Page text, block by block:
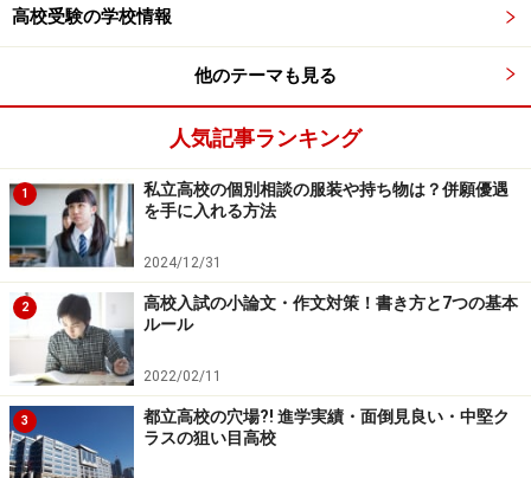
高校受験の学校情報
他のテーマも見る
人気記事ランキング
1
私立高校の個別相談の服装や持ち物は？併願優遇
を手に入れる方法
2024/12/31
2
高校入試の小論文・作文対策！書き方と7つの基本
ルール
2022/02/11
3
都立高校の穴場?! 進学実績・面倒見良い・中堅ク
ラスの狙い目高校